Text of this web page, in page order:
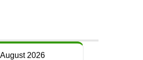
2026